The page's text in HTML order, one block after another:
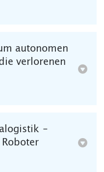
autonomen
verlorenen
–